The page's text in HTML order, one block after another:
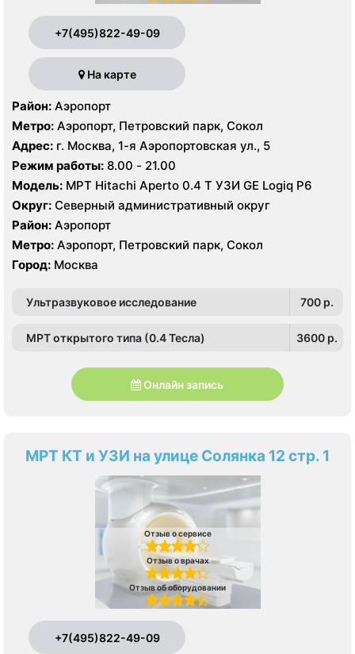
+7(495)822-49-09
На карте
Район: Аэропорт
Метро: Аэропорт, Петровский парк, Сокол
Адрес: г. Москва, 1-я Аэропортовская ул., 5
Режим работы: 8.00 - 21.00
Модель: МРТ Hitachi Aperto 0.4 Т УЗИ GE Logiq P6
Округ: Северный административный округ
Район: Аэропорт
Метро: Аэропорт, Петровский парк, Сокол
Город: Москва
Ультразвуковое исследование 700 p.
МРТ открытого типа (0.4 Тесла) 3600 p.
Онлайн запись
МРТ КТ и УЗИ на улице Солянка 12 стр. 1
Отзыв о сервисе
Отзыв о врачах
Отзыв об оборудовании
+7(495)822-49-09